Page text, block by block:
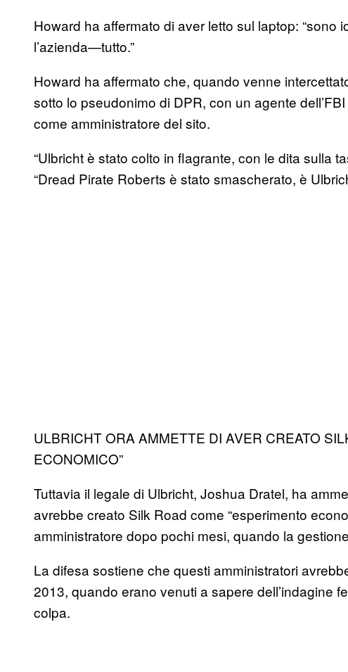
Howard ha affermato di aver letto sul laptop: “sono
l’azienda—tutto.”
Howard ha affermato che, quando venne
sotto lo pseudonimo di DPR, con un agente
come amministratore del sito.
“Ulbricht è stato colto in flagrante, con le dita sulla
“Dread Pirate Roberts è stato smascherato, è
ULBRICHT ORA AMMETTE DI AVER CREATO
ECONOMICO”
Tuttavia il legale di Ulbricht, Joshua Dratel, ha
avrebbe creato Silk Road come “esperimento
amministratore dopo pochi mesi, quando la
La difesa sostiene che questi amministratori
2013, quando erano venuti a sapere dell’indagine
colpa.